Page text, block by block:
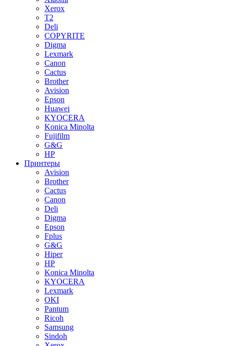
Xerox
T2
Deli
COPYRITE
Digma
Lexmark
Canon
Cactus
Brother
Avision
Epson
Huawei
KYOCERA
Konica Minolta
Fujifilm
G&G
HP
Принтеры
Avision
Brother
Cactus
Canon
Deli
Digma
Epson
Fplus
G&G
Hiper
HP
Konica Minolta
KYOCERA
Lexmark
OKI
Pantum
Ricoh
Samsung
Sindoh